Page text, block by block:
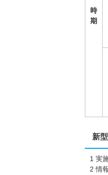
時
期
新
1 実
2 情